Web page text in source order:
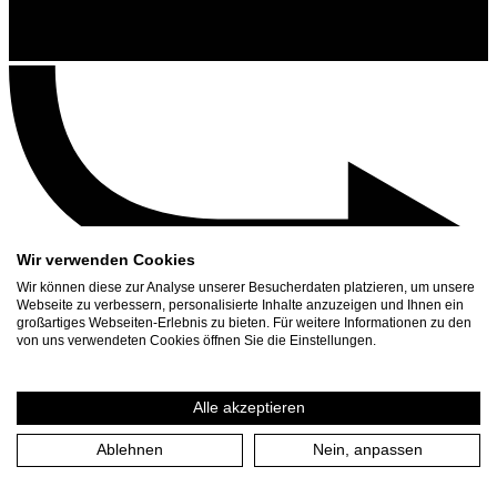
Kontakt
Presse Download
Wir verwenden Cookies
Wir können diese zur Analyse unserer Besucherdaten platzieren, um unsere
Webseite zu verbessern, personalisierte Inhalte anzuzeigen und Ihnen ein
großartiges Webseiten-Erlebnis zu bieten. Für weitere Informationen zu den
von uns verwendeten Cookies öffnen Sie die Einstellungen.
Alle akzeptieren
Ablehnen Nein, anpassen